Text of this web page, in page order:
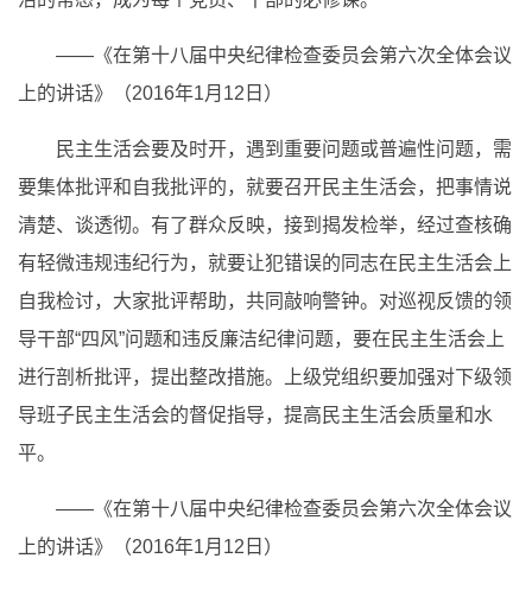
——《在第十八届中央纪律检查委员会第六次全体会议
上的讲话》（2016年1月12日）
民主生活会要及时开，遇到重要问题或普遍性问题，需
要集体批评和自我批评的，就要召开民主生活会，把事情说
清楚、谈透彻。有了群众反映，接到揭发检举，经过查核确
有轻微违规违纪行为，就要让犯错误的同志在民主生活会上
自我检讨，大家批评帮助，共同敲响警钟。对巡视反馈的领
导干部“四风”问题和违反廉洁纪律问题，要在民主生活会上
进行剖析批评，提出整改措施。上级党组织要加强对下级领
导班子民主生活会的督促指导，提高民主生活会质量和水
平。
——《在第十八届中央纪律检查委员会第六次全体会议
上的讲话》（2016年1月12日）